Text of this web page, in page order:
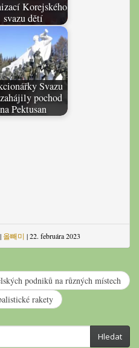
Korejského
svazu dětí
Svazu
pochod
na Pektusan
| 올빼미 |22. februára 2023
podniků na různých místech
rakety
Hledat